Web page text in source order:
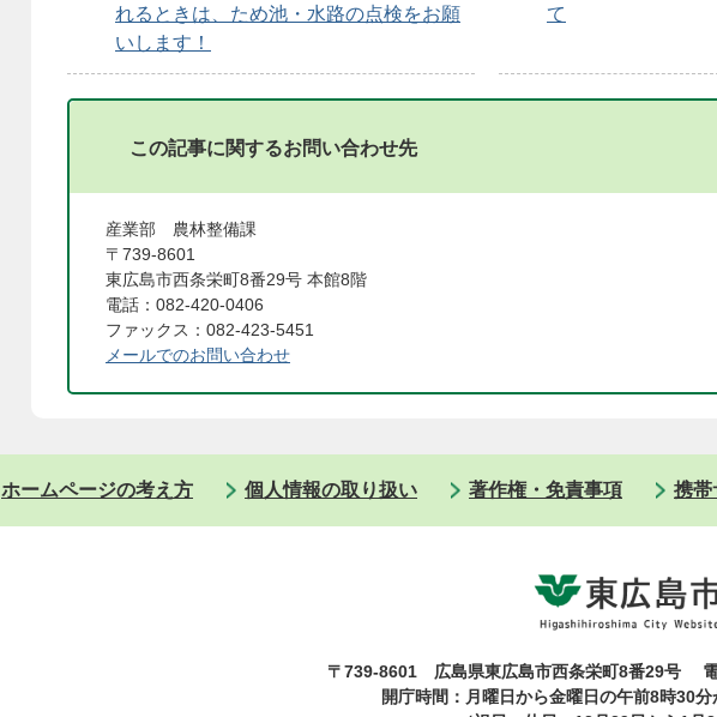
れるときは、ため池・水路の点検をお願
いします！
て
この記事に関するお問い合わせ先
産業部 農林整備課
〒739-8601
東広島市西条栄町8番29号 本館8階
電話：082-420-0406
ファックス：082-423-5451
メールでのお問い合わせ
ホームページの考え方 個人情報の取り扱い 著作権・免責事項 携帯
〒739-8601 広島県東広島市西条栄町8番29号
開庁時間：月曜日から金曜日の午前8時30